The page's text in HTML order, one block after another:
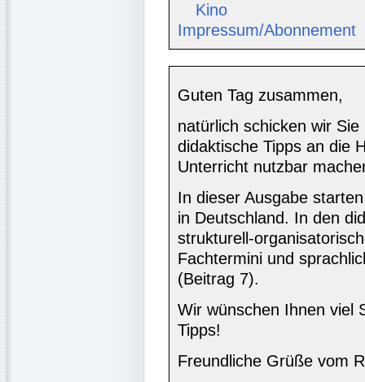
Kino
Impressum/Abonnement
Guten Tag zusammen,
natürlich schicken wir
didaktische Tipps an die
Unterricht nutzbar
In dieser Ausgabe
in Deutschland. In den
strukturell-
Fachtermini und
(Beitrag 7).
Wir wünschen Ihnen viel
Tipps!
Freundliche Grüße vom